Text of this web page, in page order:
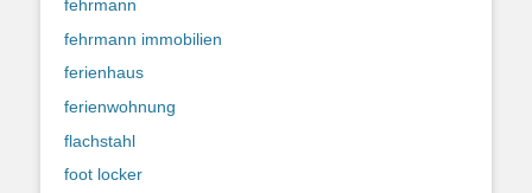
fehrmann
fehrmann immobilien
ferienhaus
ferienwohnung
flachstahl
foot locker